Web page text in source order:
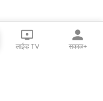
लाईव्ह TV सकाळ+